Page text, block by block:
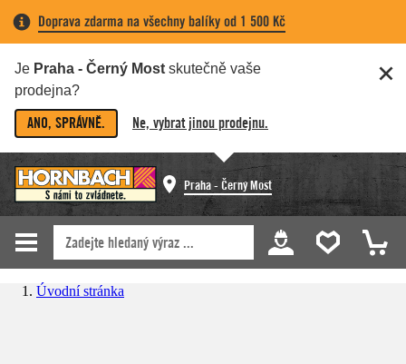
Doprava zdarma na všechny balíky od 1 500 Kč
Je Praha - Černý Most skutečně vaše
prodejna?
ANO, SPRÁVNĚ. Ne, vybrat jinou prodejnu.
Praha - Černý Most
Úvodní stránka